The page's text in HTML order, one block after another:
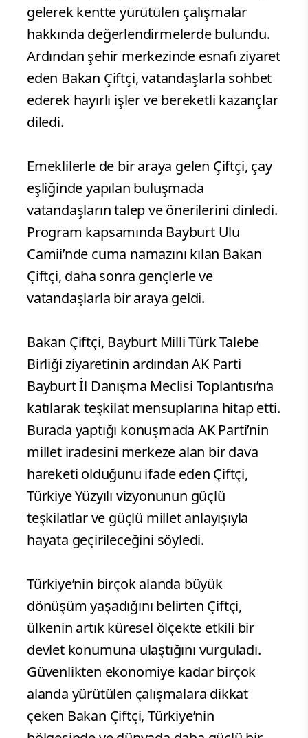
gelerek kentte yürütülen çalışmalar
hakkında değerlendirmelerde bulundu.
Ardından şehir merkezinde esnafı ziyaret
eden Bakan Çiftçi, vatandaşlarla sohbet
ederek hayırlı işler ve bereketli kazançlar
diledi.
Emeklilerle de bir araya gelen Çiftçi, çay
eşliğinde yapılan buluşmada
vatandaşların talep ve önerilerini dinledi.
Program kapsamında Bayburt Ulu
Camii’nde cuma namazını kılan Bakan
Çiftçi, daha sonra gençlerle ve
vatandaşlarla bir araya geldi.
Bakan Çiftçi, Bayburt Milli Türk Talebe
Birliği ziyaretinin ardından AK Parti
Bayburt İl Danışma Meclisi Toplantısı’na
katılarak teşkilat mensuplarına hitap etti.
Burada yaptığı konuşmada AK Parti’nin
millet iradesini merkeze alan bir dava
hareketi olduğunu ifade eden Çiftçi,
Türkiye Yüzyılı vizyonunun güçlü
teşkilatlar ve güçlü millet anlayışıyla
hayata geçirileceğini söyledi.
Türkiye’nin birçok alanda büyük
dönüşüm yaşadığını belirten Çiftçi,
ülkenin artık küresel ölçekte etkili bir
devlet konumuna ulaştığını vurguladı.
Güvenlikten ekonomiye kadar birçok
alanda yürütülen çalışmalara dikkat
çeken Bakan Çiftçi, Türkiye’nin